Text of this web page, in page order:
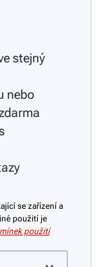
stejný
nebo
se zařízení a
použití je
použití